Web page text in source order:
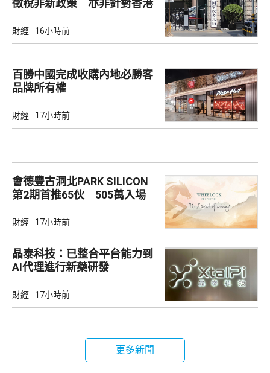
徵稅非新政策 亦非針對香港
財經 16小時前
百勝中國完成收購內地必勝客
品牌所有權
財經 17小時前
會德豐古洞北PARK SILICON
第2期首推65伙 505萬入場
財經 17小時前
晶泰科技：已整合平台能力到
AI代理進行新藥研發
財經 17小時前
更多新聞